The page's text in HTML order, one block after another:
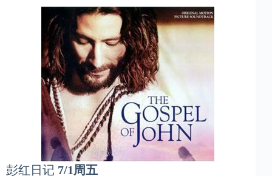
彭红日记 7/1周五